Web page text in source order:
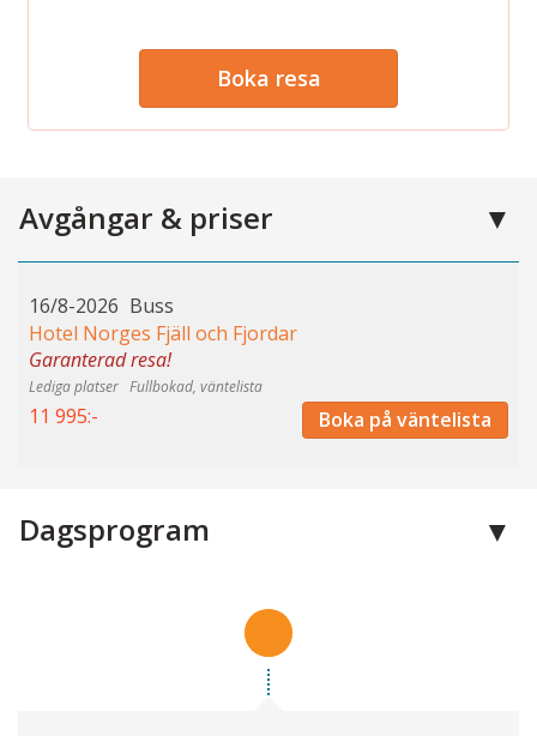
Boka resa
Avgångar & priser
16/8-2026 Buss
Hotel Norges Fjäll och Fjordar
Garanterad resa!
Fullbokad, väntelista
11 995:- Boka på väntelista
Dagsprogram